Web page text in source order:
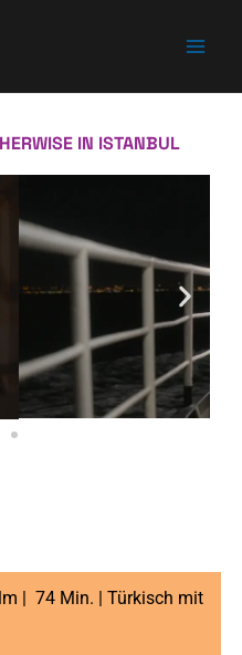
IN ISTANBUL
| 74 Min. | Türkisch mit